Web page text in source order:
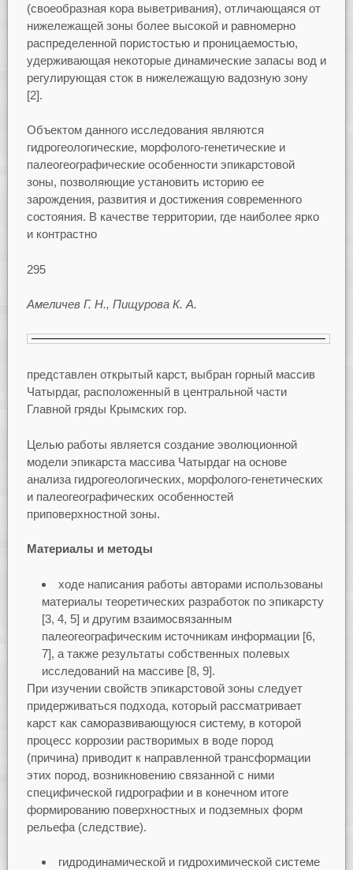
(своеобразная кора выветривания), отличающаяся от
нижележащей зоны более высокой и равномерно
распределенной пористостью и проницаемостью,
удерживающая некоторые динамические запасы вод и
регулирующая сток в нижележащую вадозную зону
[2].
Объектом данного исследования являются
гидрогеологические, морфолого-генетические и
палеогеографические особенности эпикарстовой
зоны, позволяющие установить историю ее
зарождения, развития и достижения современного
состояния. В качестве территории, где наиболее ярко
и контрастно
295
Амеличев Г. Н., Пищурова К. А.
представлен открытый карст, выбран горный массив
Чатырдаг, расположенный в центральной части
Главной гряды Крымских гор.
Целью работы является создание эволюционной
модели эпикарста массива Чатырдаг на основе
анализа гидрогеологических, морфолого-генетических
и палеогеографических особенностей
приповерхностной зоны.
Материалы и методы
ходе написания работы авторами использованы
материалы теоретических разработок по эпикарсту
[3, 4, 5] и другим взаимосвязанным
палеогеографическим источникам информации [6,
7], а также результаты собственных полевых
исследований на массиве [8, 9].
При изучении свойств эпикарстовой зоны следует
придерживаться подхода, который рассматривает
карст как саморазвивающуюся систему, в которой
процесс коррозии растворимых в воде пород
(причина) приводит к направленной трансформации
этих пород, возникновению связанной с ними
специфической гидрографии и в конечном итоге
формированию поверхностных и подземных форм
рельефа (следствие).
гидродинамической и гидрохимической системе